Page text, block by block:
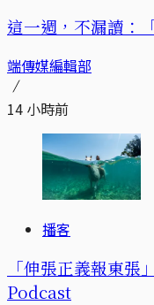
這一週，不漏讀：
端傳媒編輯部
14 小時前
播客
「伸張正義報東張
Podcast